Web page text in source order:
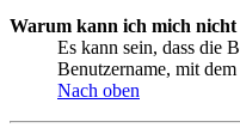
Warum kann ich mich nicht
Es kann sein, dass die
Benutzername, mit
Nach oben